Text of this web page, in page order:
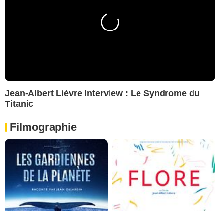
Jean-Albert Lièvre Interview : Le Syndrome du
Titanic
Filmographie